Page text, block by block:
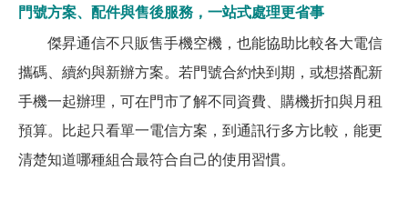
門號方案、配件與售後服務，一站式處理更省事
傑昇通信不只販售手機空機，也能協助比較各大電信
攜碼、續約與新辦方案。若門號合約快到期，或想搭配新
手機一起辦理，可在門市了解不同資費、購機折扣與月租
預算。比起只看單一電信方案，到通訊行多方比較，能更
清楚知道哪種組合最符合自己的使用習慣。